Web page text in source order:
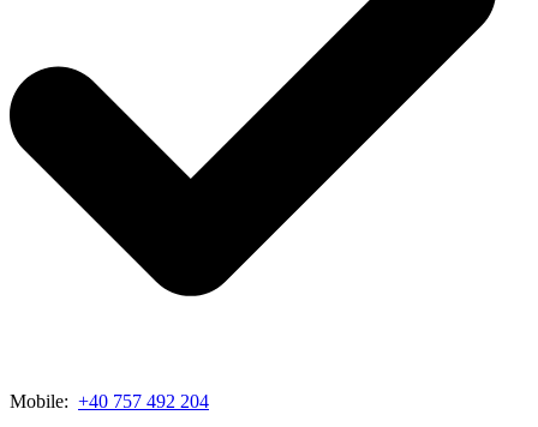
Mobile: +40 757 492 204